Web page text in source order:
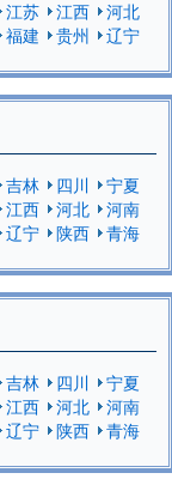
江苏 江西
河北
福建 贵州
辽宁
吉林 四川
宁夏
江西 河北
河南
辽宁 陕西
青海
吉林 四川
宁夏
江西 河北
河南
辽宁 陕西
青海